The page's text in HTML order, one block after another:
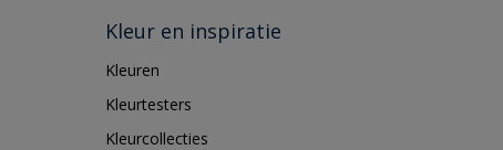
Kleur en inspiratie
Kleuren
Kleurtesters
Kleurcollecties